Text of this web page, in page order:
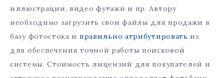
иллюстрации, видео футажи и пр. Автору
необходимо загрузить свои файлы для продажи в
базу фотостока и правильно атрибутировать их
для обеспечения точной работы поисковой
системы. Стоимость лицензий для покупателей и